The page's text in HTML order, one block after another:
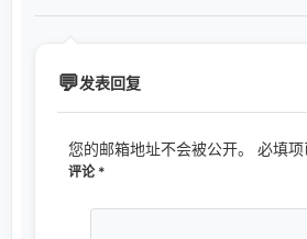
发表回复
您的邮箱地址不会被公开。 必填项
评论 *